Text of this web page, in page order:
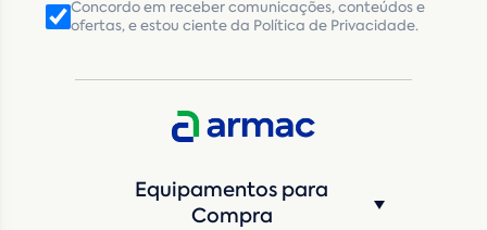
Concordo em receber comunicações, conteúdos e
ofertas, e estou ciente da Política de Privacidade.
Equipamentos para
Compra